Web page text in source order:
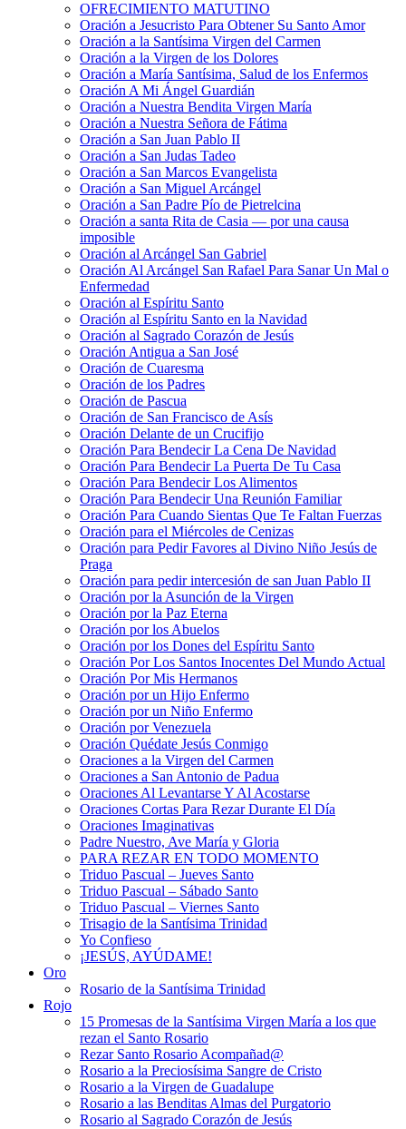
OFRECIMIENTO MATUTINO
Oración a Jesucristo Para Obtener Su Santo Amor
Oración a la Santísima Virgen del Carmen
Oración a la Virgen de los Dolores
Oración a María Santísima, Salud de los Enfermos
Oración A Mi Ángel Guardián
Oración a Nuestra Bendita Virgen María
Oración a Nuestra Señora de Fátima
Oración a San Juan Pablo II
Oración a San Judas Tadeo
Oración a San Marcos Evangelista
Oración a San Miguel Arcángel
Oración a San Padre Pío de Pietrelcina
Oración a santa Rita de Casia — por una causa
imposible
Oración al Arcángel San Gabriel
Oración Al Arcángel San Rafael Para Sanar Un Mal o
Enfermedad
Oración al Espíritu Santo
Oración al Espíritu Santo en la Navidad
Oración al Sagrado Corazón de Jesús
Oración Antigua a San José
Oración de Cuaresma
Oración de los Padres
Oración de Pascua
Oración de San Francisco de Asís
Oración Delante de un Crucifijo
Oración Para Bendecir La Cena De Navidad
Oración Para Bendecir La Puerta De Tu Casa
Oración Para Bendecir Los Alimentos
Oración Para Bendecir Una Reunión Familiar
Oración Para Cuando Sientas Que Te Faltan Fuerzas
Oración para el Miércoles de Cenizas
Oración para Pedir Favores al Divino Niño Jesús de
Praga
Oración para pedir intercesión de san Juan Pablo II
Oración por la Asunción de la Virgen
Oración por la Paz Eterna
Oración por los Abuelos
Oración por los Dones del Espíritu Santo
Oración Por Los Santos Inocentes Del Mundo Actual
Oración Por Mis Hermanos
Oración por un Hijo Enfermo
Oración por un Niño Enfermo
Oración por Venezuela
Oración Quédate Jesús Conmigo
Oraciones a la Virgen del Carmen
Oraciones a San Antonio de Padua
Oraciones Al Levantarse Y Al Acostarse
Oraciones Cortas Para Rezar Durante El Día
Oraciones Imaginativas
Padre Nuestro, Ave María y Gloria
PARA REZAR EN TODO MOMENTO
Triduo Pascual – Jueves Santo
Triduo Pascual – Sábado Santo
Triduo Pascual – Viernes Santo
Trisagio de la Santísima Trinidad
Yo Confieso
¡JESÚS, AYÚDAME!
Oro
Rosario de la Santísima Trinidad
Rojo
15 Promesas de la Santísima Virgen María a los que
rezan el Santo Rosario
Rezar Santo Rosario Acompañad@
Rosario a la Preciosísima Sangre de Cristo
Rosario a la Virgen de Guadalupe
Rosario a las Benditas Almas del Purgatorio
Rosario al Sagrado Corazón de Jesús